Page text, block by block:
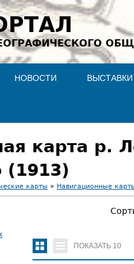
НОВОСТИ ВЫСТАВКИ
карта р.
(1913)
карты » Навигационные
ПОКАЗАТЬ 10